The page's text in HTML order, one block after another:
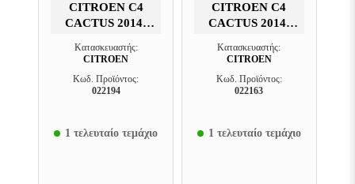
CITROEN C4
CACTUS 2014-
ΠΊΣΩ ΑΡΙΣΤΕΡΉ
Κατασκευαστής:
CITROEN
Κωδ. Προϊόντος:
022194
1 τελευταίο τεμάχιο
CITROEN C4
CACTUS 2014-
ΠΊΣΩ ΑΡΙΣΤΕΡΉ
Κατασκευαστής:
CITROEN
Κωδ. Προϊόντος:
022163
1 τελευταίο τεμάχιο